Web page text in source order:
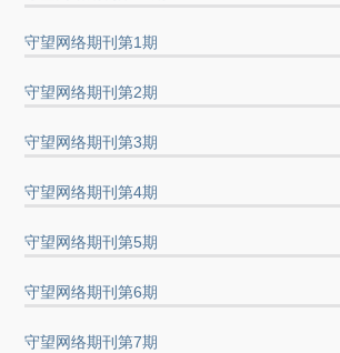
守望网络期刊第1期
守望网络期刊第2期
守望网络期刊第3期
守望网络期刊第4期
守望网络期刊第5期
守望网络期刊第6期
守望网络期刊第7期